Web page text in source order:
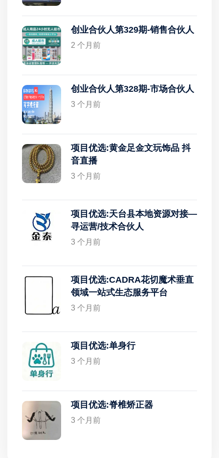
创业合伙人第329期-销售合伙人
2 个月前
创业合伙人第328期-市场合伙人
3 个月前
项目优选:黄金足金文玩饰品 抖
音直播
3 个月前
项目优选:天台县本地资源对接—
寻运营/技术合伙人
3 个月前
项目优选:CADRA花切魔术垂直
领域一站式生态服务平台
3 个月前
项目优选:单身行
3 个月前
项目优选:脊椎矫正器
3 个月前